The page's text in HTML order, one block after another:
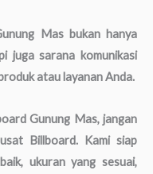
Mas bukan hanya
juga sarana komunikasi
atau layanan Anda.
Gunung Mas, jangan
Billboard. Kami siap
ukuran yang sesuai,